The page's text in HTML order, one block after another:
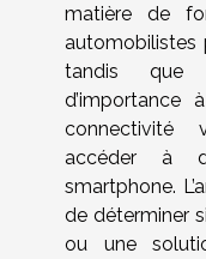
matière de
automobilistes
tandis que
d’importance
connectivité
accéder à
smartphone.
de déterminer
ou une